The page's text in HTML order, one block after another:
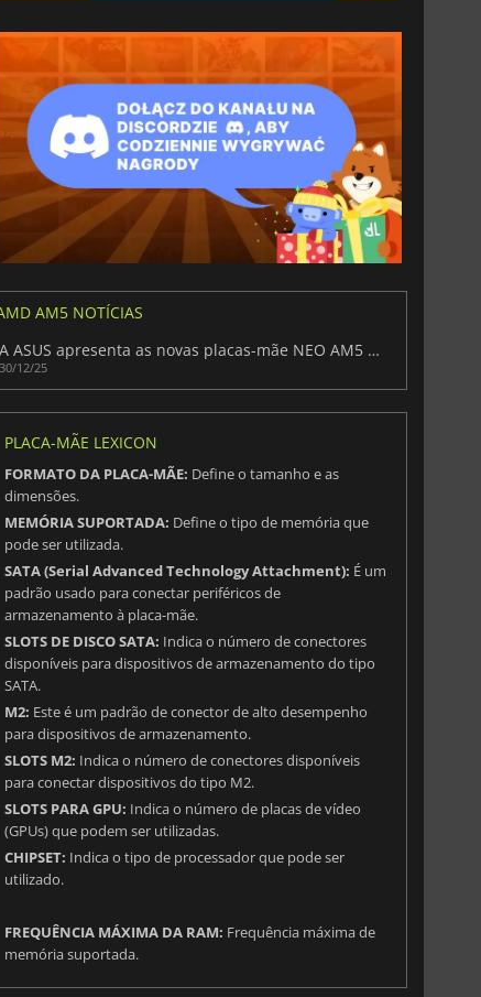
AM5 NOTÍCIAS
A ASUS apresenta as novas placas-mãe NEO AM5 antes da revelação na CES 2026
30/12/25
PLACA-MÃE LEXICON
FORMATO DA PLACA-MÃE: Define o tamanho e as
dimensões.
MEMÓRIA SUPORTADA: Define o tipo de memória que
pode ser utilizada.
SATA (Serial Advanced Technology Attachment): É um
padrão usado para conectar periféricos de
armazenamento à placa-mãe.
SLOTS DE DISCO SATA: Indica o número de conectores
disponíveis para dispositivos de armazenamento do tipo
SATA.
M2: Este é um padrão de conector de alto desempenho
para dispositivos de armazenamento.
SLOTS M2: Indica o número de conectores disponíveis
para conectar dispositivos do tipo M2.
SLOTS PARA GPU: Indica o número de placas de vídeo
(GPUs) que podem ser utilizadas.
CHIPSET: Indica o tipo de processador que pode ser
utilizado.
FREQUÊNCIA MÁXIMA DA RAM: Frequência máxima de
memória suportada.